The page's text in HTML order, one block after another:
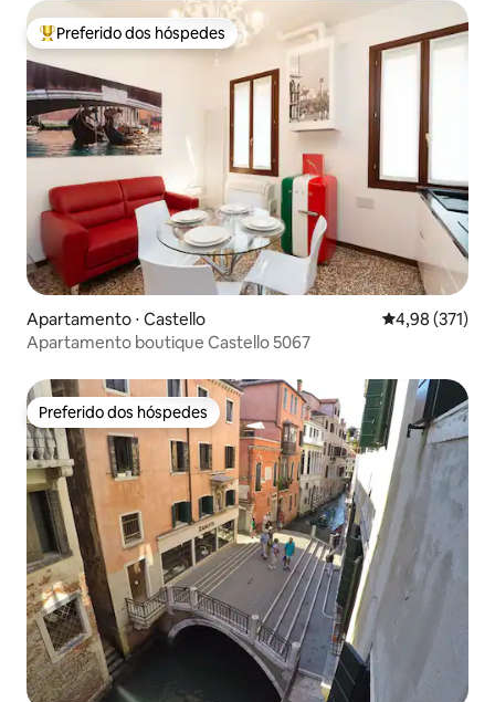
Entre os melhores preferidos dos hóspedes
Preferido dos hóspedes
Apartamento ⋅ Castello 4,98 de uma
4,98 (371)
Apartamento boutique Castello 5067
Preferido dos hóspedes
Preferido dos hóspedes